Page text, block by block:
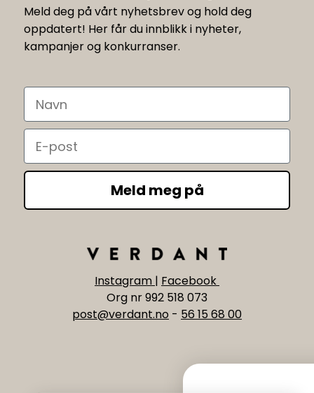
Meld deg på vårt nyhetsbrev og hold deg
oppdatert! Her får du innblikk i nyheter,
kampanjer og konkurranser.
Navn
Email
Meld meg på
Instagram | Facebook
Org nr 992 518 073
post@verdant.no - 56 15 68 00